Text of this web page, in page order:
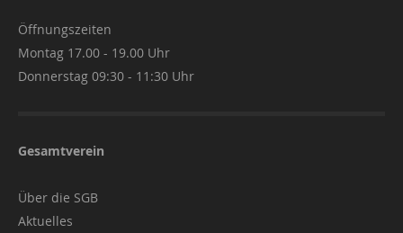
Öffnungszeiten
Montag 17.00 - 19.00 Uhr
Donnerstag 09:30 - 11:30 Uhr
Gesamtverein
Über die SGB
Aktuelles